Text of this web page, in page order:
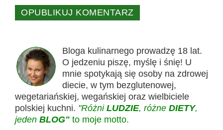
Bloga kulinarnego prowadzę 18 lat.
O jedzeniu piszę, myślę i śnię! U
mnie spotykają się osoby na zdrowej
diecie, w tym bezglutenowej,
wegetariańskiej, wegańskiej oraz wielbiciele
polskiej kuchni. "Różni LUDZIE, różne DIETY,
jeden BLOG" to moje motto.